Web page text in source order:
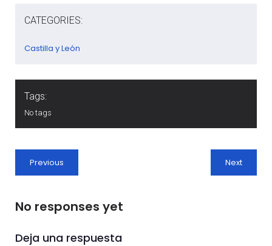
CATEGORIES:
Castilla y León
Tags:
No tags
Previous Next
No responses yet
Deja una respuesta